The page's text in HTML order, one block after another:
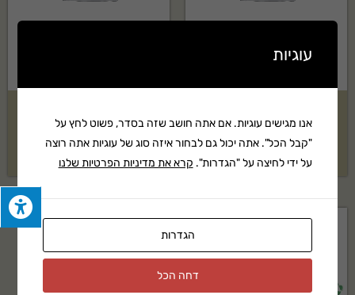
₪ 1
₪25
עוגיות
אנו מגישים עוגיות. אם אתה חושב שזה בסדר, פשוט לחץ על
"קבל הכל". אתה יכול גם לבחור איזה סוג של עוגיות אתה רוצה
על ידי לחיצה על "הגדרות". קרא את מדיניות הפרטיות שלנו
הגדרות
דחה הכל